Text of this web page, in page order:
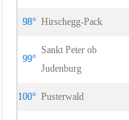
98° Hirschegg-Pack
99°
Sankt Peter ob
Judenburg
100° Pusterwald